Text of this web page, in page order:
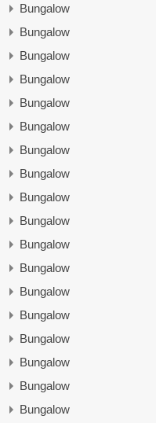
Bungalow
Bungalow
Bungalow
Bungalow
Bungalow
Bungalow
Bungalow
Bungalow
Bungalow
Bungalow
Bungalow
Bungalow
Bungalow
Bungalow
Bungalow
Bungalow
Bungalow
Bungalow